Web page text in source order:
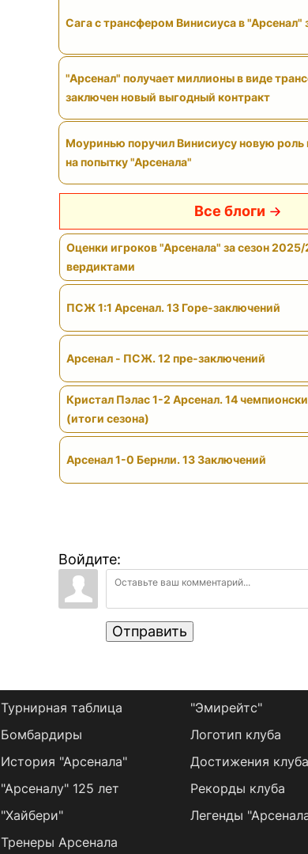
Сага с трансфером Винисиуса в "Арсенал"
"Арсенал" получает миллионы в виде
заключен новый выгодный контракт
Моуринью поручил Винисиусу новую роль
на попытку "Арсенала"
Все блоги
Оценки игроков "Арсенала" за сезон
вердиктами
ПСЖ 1:1 Арсенал. 13 Горе-заключений
Арсенал - ПСЖ. 12 пре-заключений
Кристал Пэлас 1-2 Арсенал. 14
(итоги сезона)
Арсенал 1-0 Бернли. 13 Заключений
Войдите:
Отправить
Турнирная таблица
Бомбардиры
История "Арсенала"
"Арсеналу" 125 лет
"Хайбери"
Тренеры Арсенала
"Эмирейтс"
Логотип клуба
Достижения клуба
Рекорды клуба
Легенды